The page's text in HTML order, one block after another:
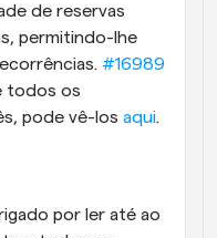
de reservas
permitindo-lhe
#16989
todos os
pode vê-los aqui.
por ler até ao